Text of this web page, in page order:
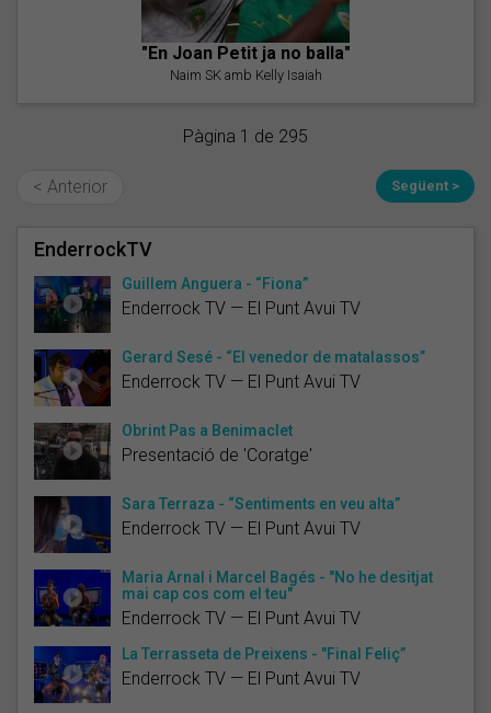
"En Joan Petit ja no balla"
Naim SK amb Kelly Isaiah
Pàgina 1 de 295
< Anterior Següent >
EnderrockTV
Guillem Anguera - “Fiona”
Enderrock TV — El Punt Avui TV
Gerard Sesé - “El venedor de matalassos”
Enderrock TV — El Punt Avui TV
Obrint Pas a Benimaclet
Presentació de 'Coratge'
Sara Terraza - “Sentiments en veu alta”
Enderrock TV — El Punt Avui TV
Maria Arnal i Marcel Bagés - "No he desitjat
mai cap cos com el teu"
Enderrock TV — El Punt Avui TV
La Terrasseta de Preixens - "Final Feliç”
Enderrock TV — El Punt Avui TV